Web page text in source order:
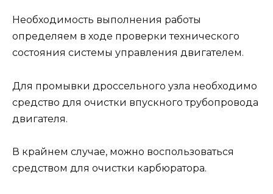
Необходимость выполнения работы
определяем в ходе проверки технического
состояния системы управления двигателем.
Для промывки дроссельного узла необходимо
средство для очистки впускного трубопровода
двигателя.
В крайнем случае, можно воспользоваться
средством для очистки карбюратора.